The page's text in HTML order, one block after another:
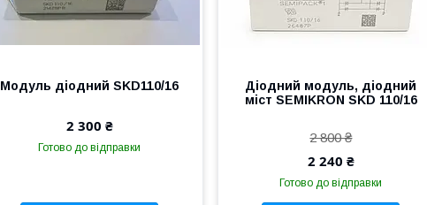
Модуль діодний SKD110/16
2 300 ₴
Готово до відправки
Діодний модуль, діодний
міст SEMIKRON SKD 110/16
2 800 ₴
2 240 ₴
Готово до відправки